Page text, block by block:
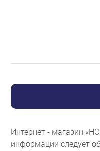
Интернет - магазин
информации следует